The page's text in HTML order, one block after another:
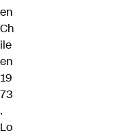
en
Ch
ile
en
19
73
.
Lo